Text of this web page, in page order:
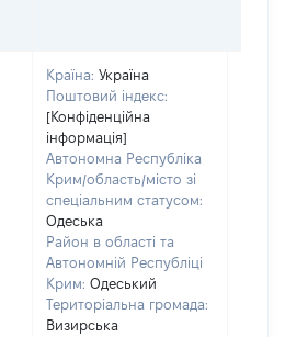
Країна: Україна
Поштовий індекс:
[Конфіденційна
інформація]
Автономна Республіка
Крим/область/місто зі
спеціальним статусом:
Одеська
Район в області та
Автономній Республіці
Крим: Одеський
Територіальна громада:
Визирська